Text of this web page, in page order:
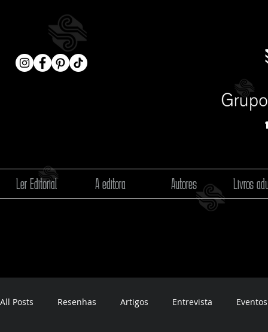
Ler Editorial A editora Autores Livros
All Posts Resenhas Artigos Entrevista Eventos